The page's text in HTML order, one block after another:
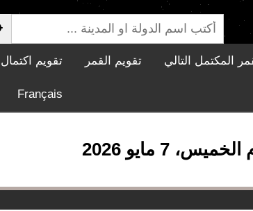
المكتمل التالي تقويم القمر تقويم
Français